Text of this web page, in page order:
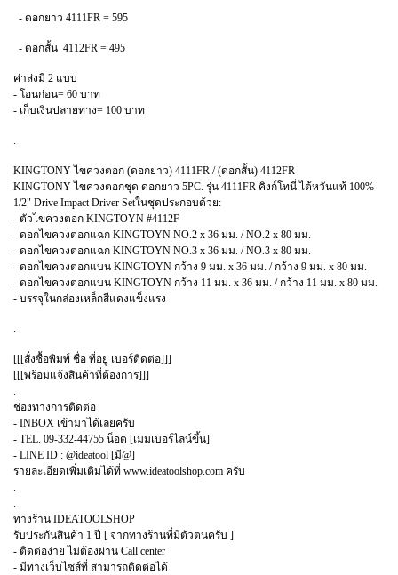
- ดอกยาว 4111FR = 595
- ดอกสั้น 4112FR = 495
ค่าส่งมี 2 แบบ
- โอนก่อน= 60 บาท
- เก็บเงินปลายทาง= 100 บาท
KINGTONY ไขควงตอก (ดอกยาว) 4111FR / (ดอกสั้น) 4112FR
KINGTONY ไขควงตอกชุด ดอกยาว 5PC. รุ่น 4111FR คิงก์โทนี่ ไต้หวันแท้ 100%
1/2" Drive Impact Driver Setในชุดประกอบด้วย:
- ตัวไขควงตอก KINGTOYN #4112F
- ดอกไขควงตอกแฉก KINGTOYN NO.2 x 36 มม. / NO.2 x 80 มม.
- ดอกไขควงตอกแฉก KINGTOYN NO.3 x 36 มม. / NO.3 x 80 มม.
- ดอกไขควงตอกแบน KINGTOYN กว้าง 9 มม. x 36 มม. / กว้าง 9 มม. x 80 มม.
- ดอกไขควงตอกแบน KINGTOYN กว้าง 11 มม. x 36 มม. / กว้าง 11 มม. x 80 มม.
- บรรจุในกล่องเหล็กสีแดงแข็งแรง
[[[สั่งซื้อพิมพ์ ชื่อ ที่อยู่ เบอร์ติดต่อ]]]
[[[พร้อมแจ้งสินค้าที่ต้องการ]]]
ช่องทางการติดต่อ
- INBOX เข้ามาได้เลยครับ
- TEL. 09-332-44755 น็อต [เมมเบอร์ไลน์ขึ้น]
- LINE ID : @ideatool [มี@]
รายละเอียดเพิ่มเติมได้ที่ www.ideatoolshop.com ครับ
ทางร้าน IDEATOOLSHOP
รับประกันสินค้า 1 ปี [ จากทางร้านที่มีตัวตนครับ ]
- ติดต่อง่าย ไม่ต้องผ่าน Call center
- มีทางเว็บไซส์ที่ สามารถติดต่อได้